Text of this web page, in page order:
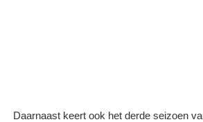
Daarnaast keert ook het derde seizoen